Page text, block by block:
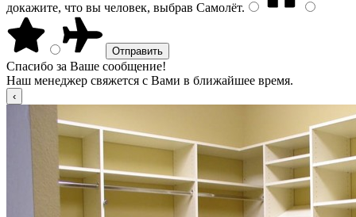
докажите, что вы человек, выбрав Самолёт.
Спасибо за Ваше сообщение!
Наш менеджер свяжется с Вами в ближайшее время.